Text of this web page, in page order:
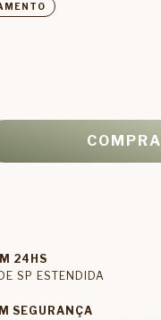
24HS
SP ESTENDIDA
SEGURANÇA